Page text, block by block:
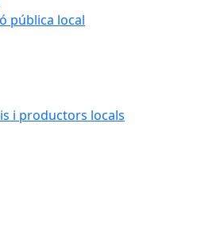
pública local
i productors locals